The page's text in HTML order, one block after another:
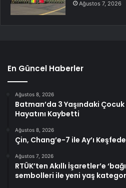
Ağustos 7, 2026
En Güncel Haberler
Ağustos 8, 2026
Batman’da 3 Yaşındaki
Hayatını Kaybetti
Ağustos 8, 2026
Çin, Chang’e-7 ile Ay’ı
Ağustos 7, 2026
RTÜK’ten Akıllı İşaretler’e
sembolleri ile yeni yaş